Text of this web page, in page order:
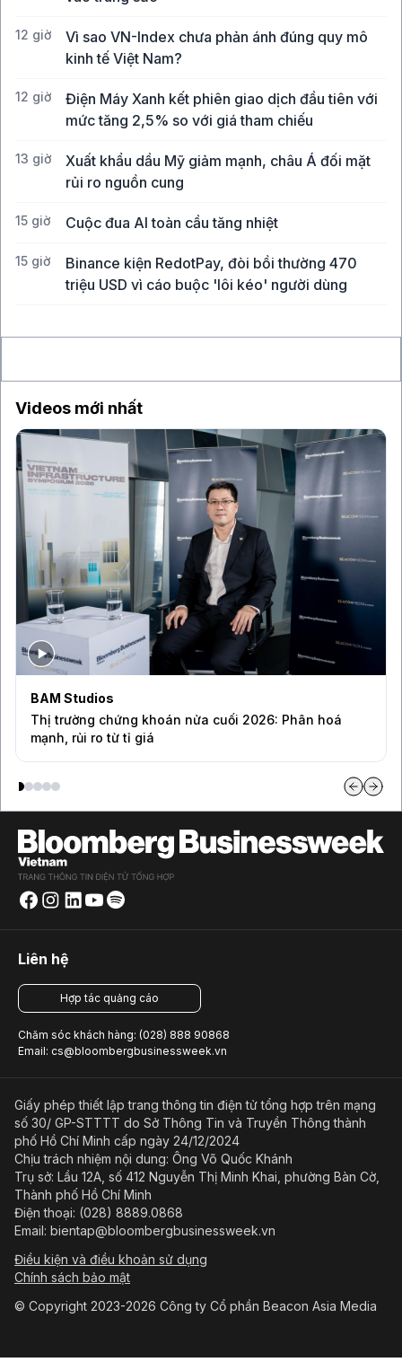
12 giờ
Vì sao VN-Index chưa phản ánh đúng quy mô
kinh tế Việt Nam?
12 giờ
Điện Máy Xanh kết phiên giao dịch đầu tiên với
mức tăng 2,5% so với giá tham chiếu
13 giờ
Xuất khẩu dầu Mỹ giảm mạnh, châu Á đối mặt
rủi ro nguồn cung
15 giờ Cuộc đua AI toàn cầu tăng nhiệt
15 giờ
Binance kiện RedotPay, đòi bồi thường 470
triệu USD vì cáo buộc 'lôi kéo' người dùng
Videos mới nhất
BAM Studios
Thị trường chứng khoán nửa cuối 2026: Phân hoá
mạnh, rủi ro từ tỉ giá
Liên hệ
Hợp tác quảng cáo
Chăm sóc khách hàng: (028) 888 90868
Email: cs@bloombergbusinessweek.vn
Giấy phép thiết lập trang thông tin điện tử tổng hợp trên mạng
số 30/ GP-STTTT do Sở Thông Tin và Truyền Thông thành
phố Hồ Chí Minh cấp ngày 24/12/2024
Chịu trách nhiệm nội dung: Ông Võ Quốc Khánh
Trụ sở: Lầu 12A, số 412 Nguyễn Thị Minh Khai, phường Bàn Cờ,
Thành phố Hồ Chí Minh
Điện thoại: (028) 8889.0868
Email: bientap@bloombergbusinessweek.vn
Điều kiện và điều khoản sử dụng
Chính sách bảo mật
© Copyright 2023-2026 Công ty Cổ phần Beacon Asia Media